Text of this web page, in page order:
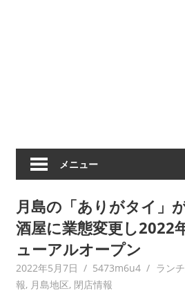
メニュー
月島の「ありがタイ」
酒屋に業態変更し2022
ューアルオープン
2022年5月7日 5473m6u4 ランチ
報, 月島地区, 閉店情報